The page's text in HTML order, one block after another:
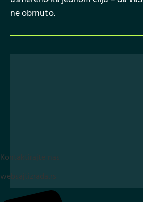
ne obrnuto.
Kontaktirajte nas
websajtizrada.rs